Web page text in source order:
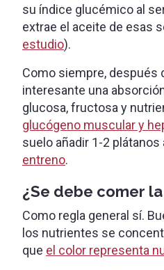
su índice glucémico al
extrae el aceite de esas
estudio).
Como siempre, después
interesante una
glucosa, fructosa y
glucógeno muscular y
suelo añadir 1-2 plátanos
entreno.
¿Se debe comer
Como regla general sí.
los nutrientes se
que el color representa